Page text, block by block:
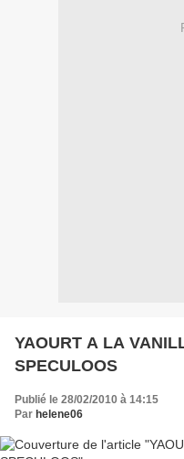
YAOURT A LA
SPECULOOS
Publié le 28/02/2010 à 14:15
Par helene06